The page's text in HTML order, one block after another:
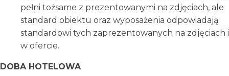
pełni tożsame z prezentowanymi na zdjęciach, ale
standard obiektu oraz wyposażenia odpowiadają
standardowi tych zaprezentowanych na zdjęciach i
w ofercie.
DOBA HOTELOWA